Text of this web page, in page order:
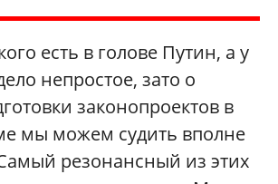
есть в голове Путин, а у
непростое, зато о
законопроектов в
мы можем судить вполне
резонансный из этих